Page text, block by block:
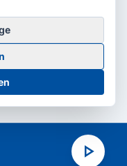
play_arrow
durch dieMedienagentur
Impressum